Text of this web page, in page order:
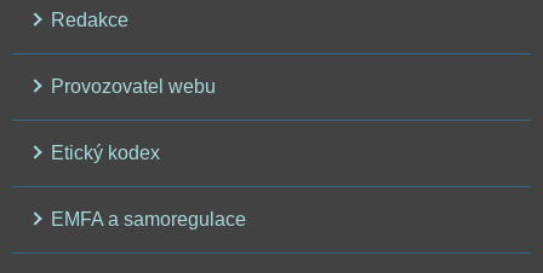
Redakce
Provozovatel webu
Etický kodex
EMFA a samoregulace